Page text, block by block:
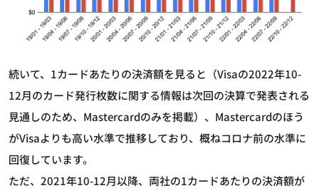
続いて、1カードあたりの決済額を見ると（Visaの2022年10-
12月のカード発行枚数に関する情報は次回の決算で発表される
見通しのため、Mastercardのみを掲載）、Mastercardのほう
がVisaよりも高い水準で推移しており、概ねコロナ前の水準に
回復しています。
ただ、2021年10-12月以降、両社の1カードあたりの決済額が